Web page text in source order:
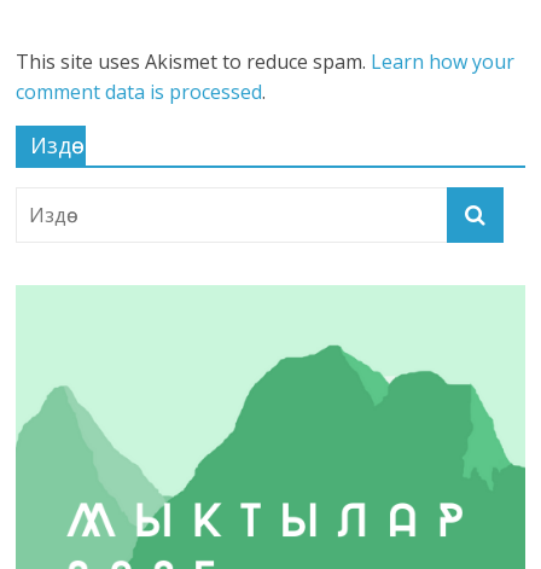
This site uses Akismet to reduce spam. Learn how your
comment data is processed.
Издөө